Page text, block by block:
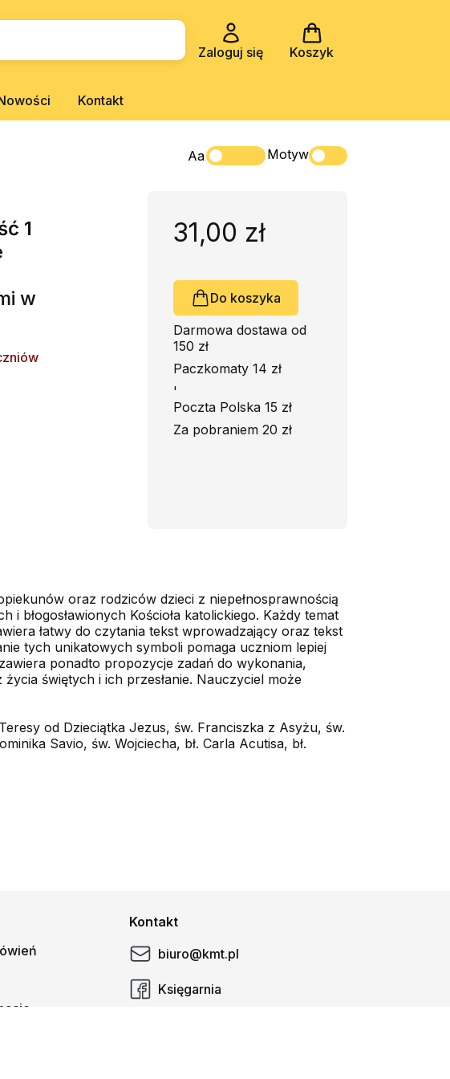
Zaloguj się Koszyk
Kontakt
Aa Motyw
1
w
31,00 zł
Do koszyka
Darmowa dostawa od
150 zł
Paczkomaty 14 zł
'
Poczta Polska 15 zł
Za pobraniem 20 zł
oraz rodziców dzieci z niepełnosprawnością
błogosławionych Kościoła katolickiego. Każdy temat
łatwy do czytania tekst wprowadzający oraz tekst
tych unikatowych symboli pomaga uczniom lepiej
ponadto propozycje zadań do wykonania,
świętych i ich przesłanie. Nauczyciel może
od Dzieciątka Jezus, św. Franciszka z Asyżu, św.
Savio, św. Wojciecha, bł. Carla Acutisa, bł.
Kontakt
biuro@kmt.pl
Księgarnia